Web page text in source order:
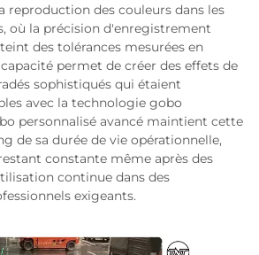
reproduction des couleurs dans les
où la précision d'enregistrement
des tolérances mesurées en
permet de créer des effets de
sophistiqués qui étaient
avec la technologie gobo
personnalisé avancé maintient cette
de sa durée de vie opérationnelle,
constante même après des
continue dans des
exigeants.